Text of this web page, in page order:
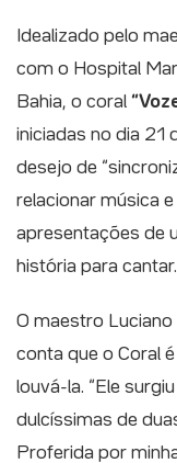
Idealizado pelo
com o Hospital
Bahia, o coral
iniciadas no dia 21
desejo de
relacionar música
apresentações de
história para cantar.
O maestro Luciano
conta que o Coral
louvá-la. “Ele
dulcíssimas de
Proferida por